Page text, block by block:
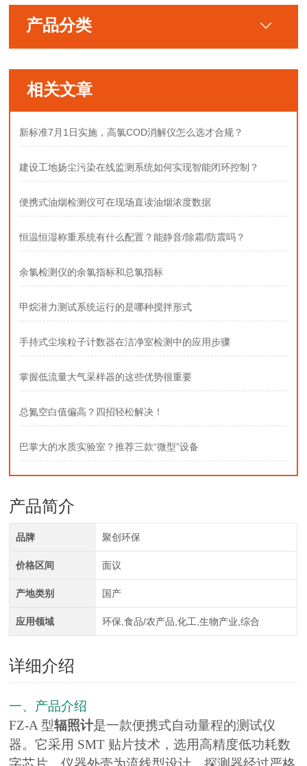
产品分类
相关文章
新标准7月1日实施，高氯COD消解仪怎么选才合规？
建设工地扬尘污染在线监测系统如何实现智能闭环控制？
便携式油烟检测仪可在现场直读油烟浓度数据
恒温恒湿称重系统有什么配置？能静音/除霜/防震吗？
余氯检测仪的余氯指标和总氯指标
甲烷潜力测试系统运行的是哪种搅拌形式
手持式尘埃粒子计数器在洁净室检测中的应用步骤
掌握低流量大气采样器的这些优势很重要
总氮空白值偏高？四招轻松解决！
巴掌大的水质实验室？推荐三款“微型”设备
产品简介
品牌 聚创环保
价格区间 面议
产地类别 国产
应用领域 环保,食品/农产品,化工,生物产业,综合
详细介绍
一、产品介绍
FZ-A 型辐照计是一款便携式自动量程的测试仪
器。它采用 SMT 贴片技术，选用高精度低功耗数